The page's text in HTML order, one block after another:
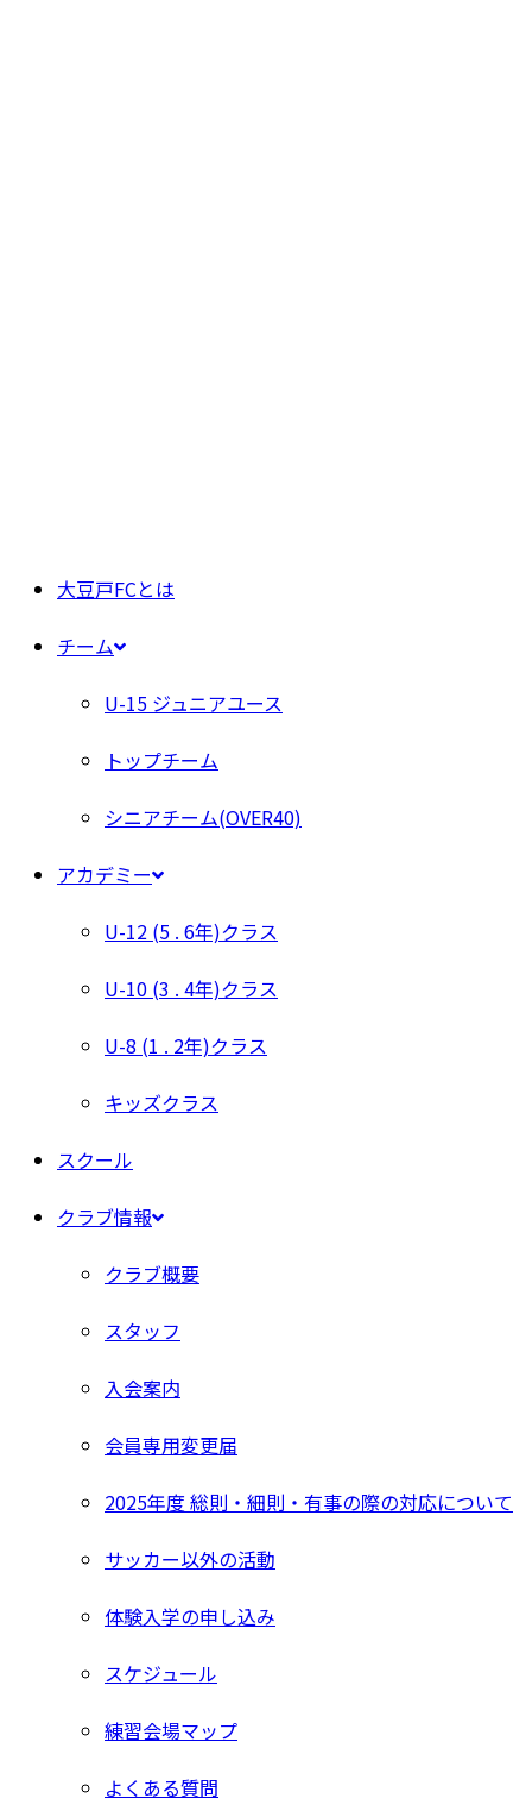
大豆戸FCとは
チーム
U-15 ジュニアユース
トップチーム
シニアチーム(OVER40)
アカデミー
U-12 (5 . 6年)クラス
U-10 (3 . 4年)クラス
U-8 (1 . 2年)クラス
キッズクラス
スクール
クラブ情報
クラブ概要
スタッフ
入会案内
会員専用変更届
2025年度 総則・細則・有事の際の対応について
サッカー以外の活動
体験入学の申し込み
スケジュール
練習会場マップ
よくある質問